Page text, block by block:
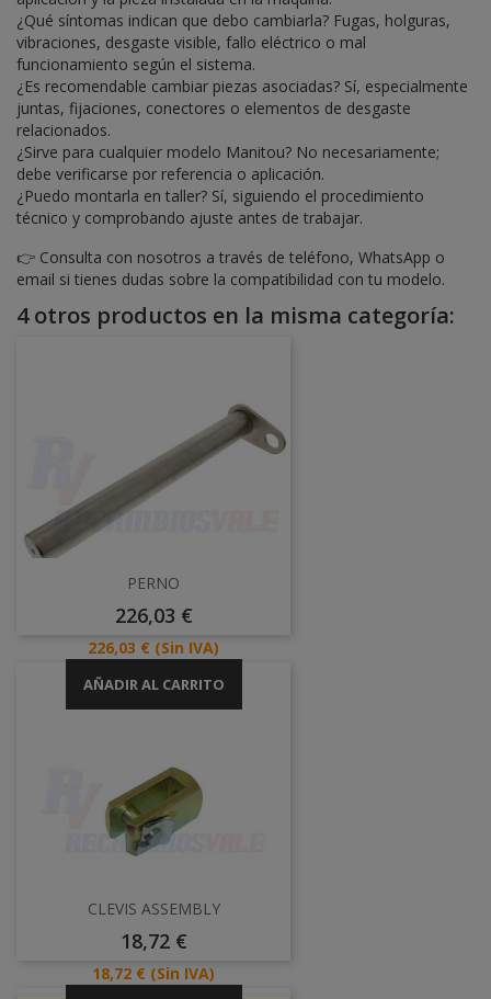
¿Qué síntomas indican que debo cambiarla? Fugas, holguras,
vibraciones, desgaste visible, fallo eléctrico o mal
funcionamiento según el sistema.
¿Es recomendable cambiar piezas asociadas? Sí, especialmente
juntas, fijaciones, conectores o elementos de desgaste
relacionados.
¿Sirve para cualquier modelo Manitou? No necesariamente;
debe verificarse por referencia o aplicación.
¿Puedo montarla en taller? Sí, siguiendo el procedimiento
técnico y comprobando ajuste antes de trabajar.
👉 Consulta con nosotros a través de teléfono, WhatsApp o
email si tienes dudas sobre la compatibilidad con tu modelo.
4 otros productos en la misma categoría:
PERNO
Precio
226,03 €
Precio
226,03 € (Sin IVA)
AÑADIR AL CARRITO
CLEVIS ASSEMBLY
Precio
18,72 €
Precio
18,72 € (Sin IVA)